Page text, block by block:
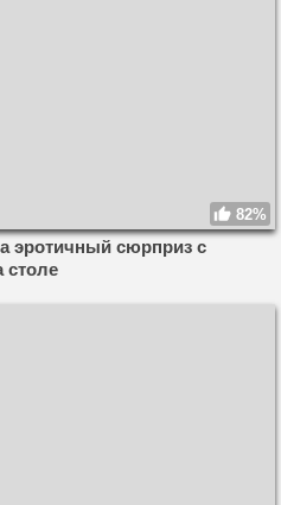
82%
эротичный сюрприз с
столе